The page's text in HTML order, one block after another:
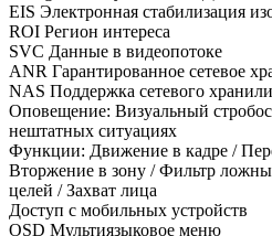
EIS Электронная стабилизация
ROI Регион интереса
SVC Данные в видеопотоке
ANR Гарантированное сетевое
NAS Поддержка сетевого
Оповещение: Визуальный
нештатных ситуациях
Функции: Движение в кадре /
Вторжение в зону / Фильтр
целей / Захват лица
Доступ с мобильных устройств
OSD Мультиязыковое меню